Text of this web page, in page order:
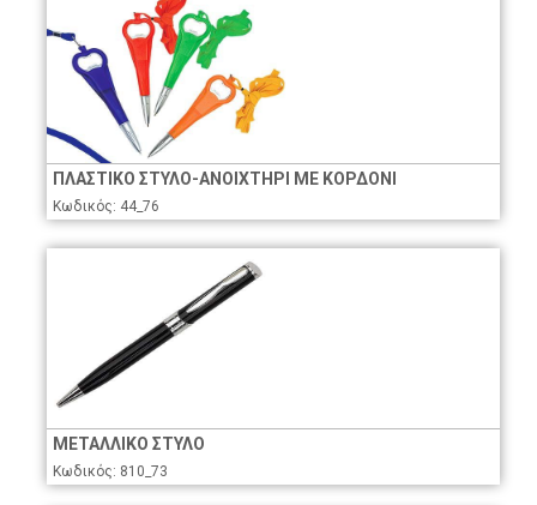
ΠΛΑΣΤΙΚΟ ΣΤΥΛΟ-ΑΝΟΙΧΤΗΡΙ ΜΕ ΚΟΡΔΟΝΙ
Κωδικός: 44_76
ΜΕΤΑΛΛΙΚΟ ΣΤΥΛΟ
Κωδικός: 810_73